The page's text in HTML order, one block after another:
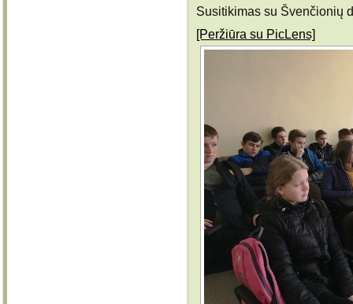
Susitikimas su Švenčionių
[Peržiūra su PicLens]